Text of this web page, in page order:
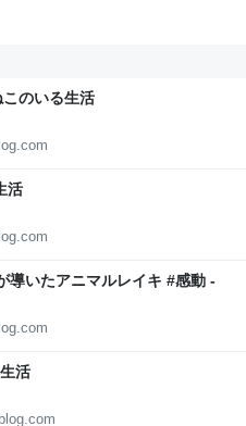
のいる生活
活
導いたアニマルレイキ #感動 -
活